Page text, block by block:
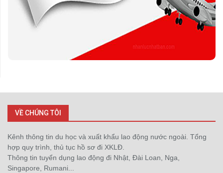
VỀ CHÚNG TÔI
Kênh thông tin du học và xuất khẩu lao động nước ngoài. Tổng
hợp quy trình, thủ tục hồ sơ đi XKLĐ.
Thông tin tuyển dụng lao động đi Nhật, Đài Loan, Nga,
Singapore, Rumani...